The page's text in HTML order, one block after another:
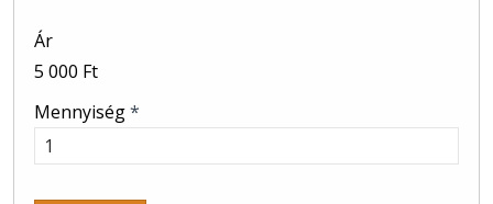
Ár
5 000 Ft
Mennyiség*